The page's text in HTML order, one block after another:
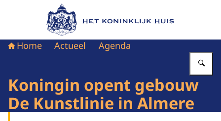
Naar de homepage van Het Koninklijk Huis
Home Actueel Agenda
Koningin opent gebouw
De Kunstlinie in Almere